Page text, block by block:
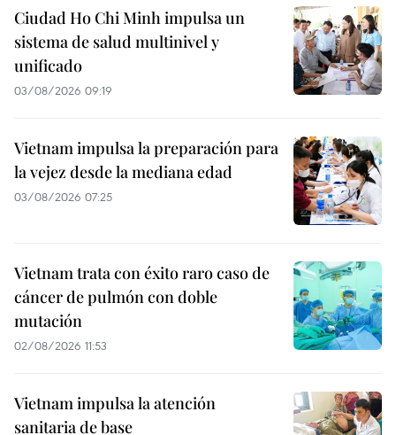
Ciudad Ho Chi Minh impulsa un
sistema de salud multinivel y
unificado
03/08/2026 09:19
Vietnam impulsa la preparación para
la vejez desde la mediana edad
03/08/2026 07:25
Vietnam trata con éxito raro caso de
cáncer de pulmón con doble
mutación
02/08/2026 11:53
Vietnam impulsa la atención
sanitaria de base